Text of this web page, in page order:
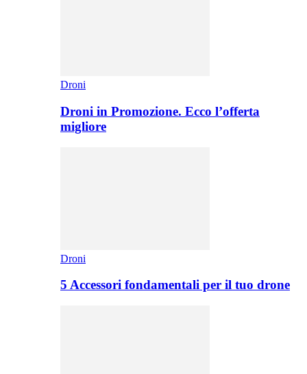
Droni
Droni in Promozione. Ecco l’offerta
migliore
Droni
5 Accessori fondamentali per il tuo drone